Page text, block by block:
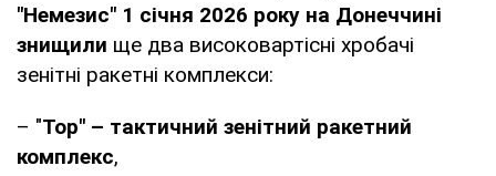
"Немезис" 1 січня 2026 року на Донеччині
знищили ще два високовартісні хробачі
зенітні ракетні комплекси:
– "Тор" – тактичний зенітний ракетний
комплекс,